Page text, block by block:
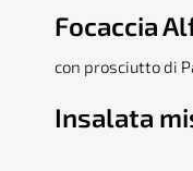
Focaccia
con prosciutto di
Insalata